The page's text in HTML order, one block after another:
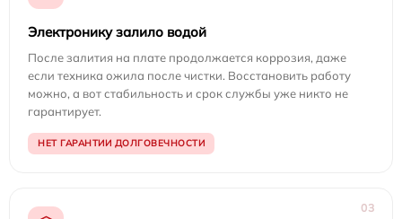
Электронику залило водой
После залития на плате продолжается коррозия, даже
если техника ожила после чистки. Восстановить работу
можно, а вот стабильность и срок службы уже никто не
гарантирует.
НЕТ ГАРАНТИИ ДОЛГОВЕЧНОСТИ
03